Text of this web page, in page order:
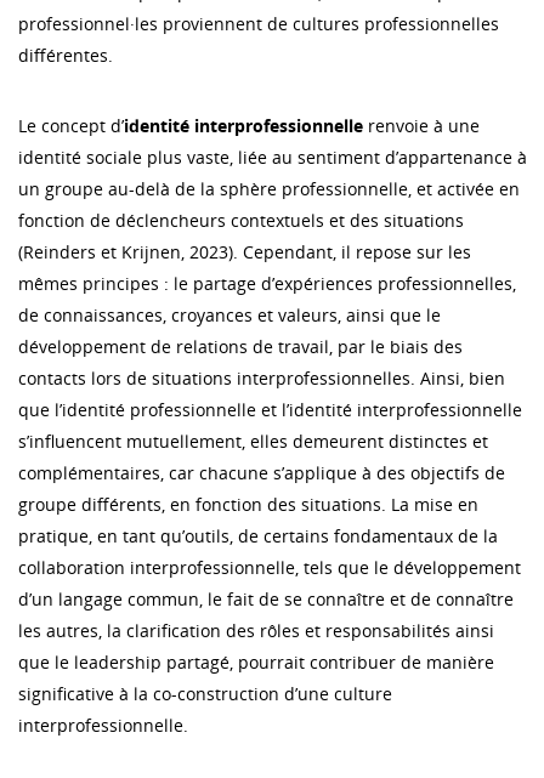
professionnel·les proviennent de cultures professionnelles
différentes.
Le concept d’identité interprofessionnelle renvoie à une
identité sociale plus vaste, liée au sentiment d’appartenance à
un groupe au-delà de la sphère professionnelle, et activée en
fonction de déclencheurs contextuels et des situations
(Reinders et Krijnen, 2023). Cependant, il repose sur les
mêmes principes : le partage d’expériences professionnelles,
de connaissances, croyances et valeurs, ainsi que le
développement de relations de travail, par le biais des
contacts lors de situations interprofessionnelles. Ainsi, bien
que l’identité professionnelle et l’identité interprofessionnelle
s’influencent mutuellement, elles demeurent distinctes et
complémentaires, car chacune s’applique à des objectifs de
groupe différents, en fonction des situations. La mise en
pratique, en tant qu’outils, de certains fondamentaux de la
collaboration interprofessionnelle, tels que le développement
d’un langage commun, le fait de se connaître et de connaître
les autres, la clarification des rôles et responsabilités ainsi
que le leadership partagé, pourrait contribuer de manière
significative à la co-construction d’une culture
interprofessionnelle.